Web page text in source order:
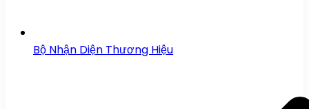
Bộ Nhận Diện Thương Hiệu